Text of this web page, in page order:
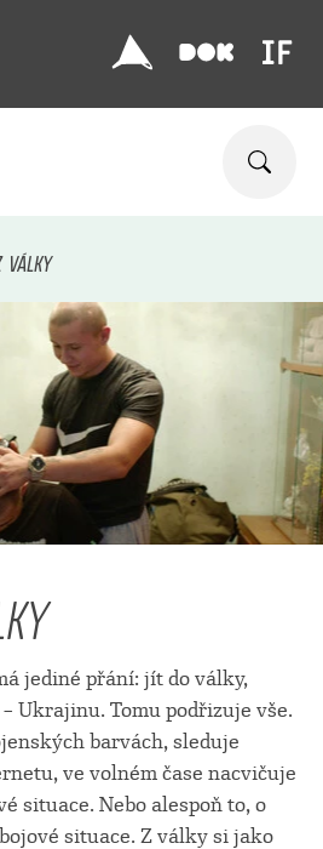
jediné přání: jít do války,
Ukrajinu. Tomu podřizuje vše.
barvách, sleduje
ve volném čase nacvičuje
situace. Nebo alespoň to, o
situace. Z války si jako